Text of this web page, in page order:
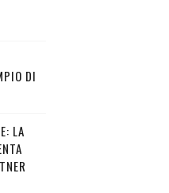
DI
LA